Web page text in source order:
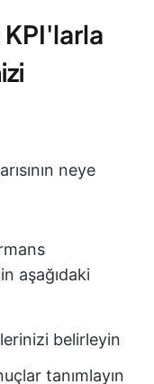
KPI'larla
neye
aşağıdaki
belirleyin
tanımlayın